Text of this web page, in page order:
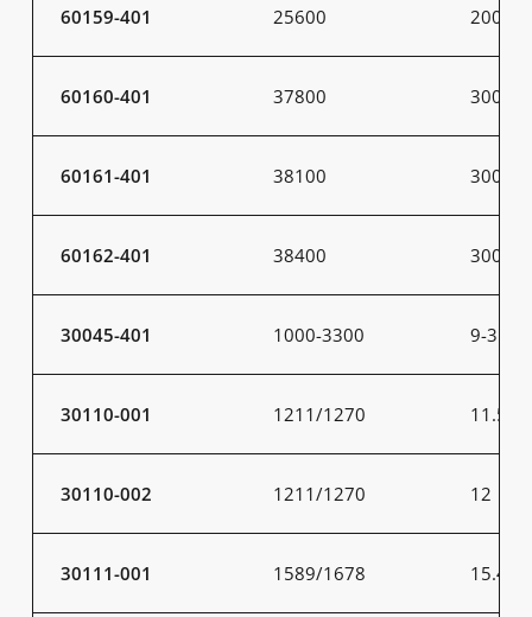
60159-401 25600 200
60160-401 37800 300
60161-401 38100 300
60162-401 38400 300
30045-401 1000-3300 9-31
30110-001 1211/1270 11.5
30110-002 1211/1270 12
30111-001 1589/1678 15.4